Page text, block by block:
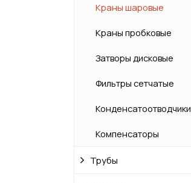
Краны шаровые
Краны пробковые
Затворы дисковые
Фильтры сетчатые
Конденсатоотводчики
Компенсаторы
Трубы